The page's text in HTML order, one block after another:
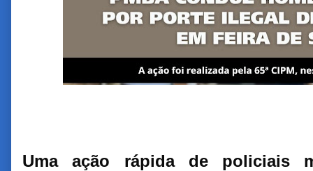
Uma ação rápida de policiais